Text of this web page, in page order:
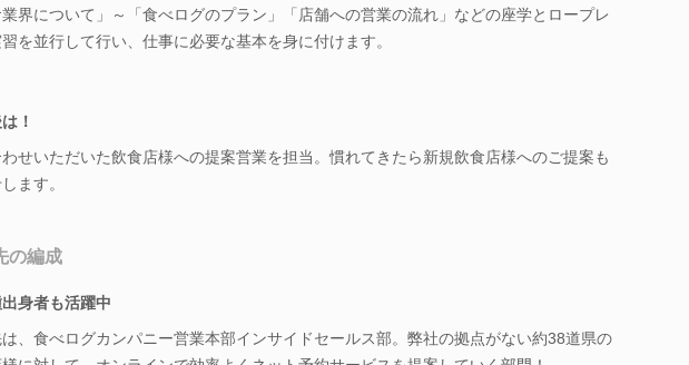
業界について」～「食べログのプラン」「店舗への営業の流れ」などの座学とロープレ
を並行して行い、仕事に必要な基本を身に付けます。
！
せいただいた飲食店様への提案営業を担当。慣れてきたら新規飲食店様へのご提案も
ます。
の編成
身者も活躍中
、食べログカンパニー営業本部インサイドセールス部。弊社の拠点がない約38道県の